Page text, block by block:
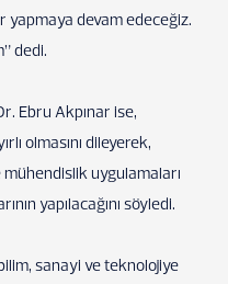
yapmaya devam edeceğiz.
dedi.
Ebru Akpınar ise,
olmasını dileyerek,
mühendislik uygulamaları
yapılacağını söyledi.
sanayi ve teknolojiye